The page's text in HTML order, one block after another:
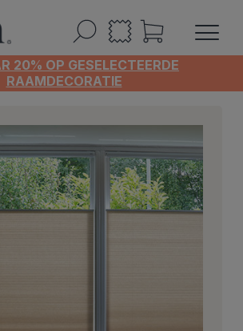
20% OP GESELECTEERDE
RAAMDECORATIE